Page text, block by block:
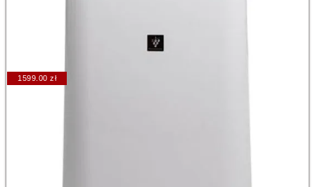
1599.00 zł